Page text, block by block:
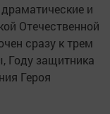
и
Отечественной
сразу к трем
защитника
Героя